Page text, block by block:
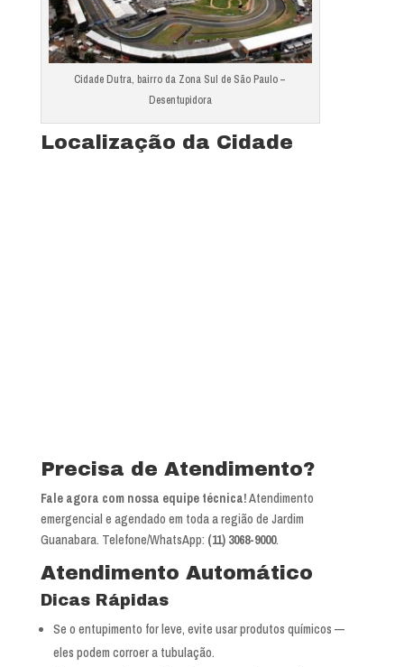
Cidade Dutra, bairro da Zona Sul de São Paulo –
Desentupidora
Localização da Cidade
Precisa de Atendimento?
Fale agora com nossa equipe técnica!Atendimento
emergencial e agendado em toda a região de Jardim
Guanabara. Telefone/WhatsApp: (11) 3068-9000.
Atendimento Automático
Dicas Rápidas
Se o entupimento for leve, evite usar produtos químicos —
eles podem corroer a tubulação.